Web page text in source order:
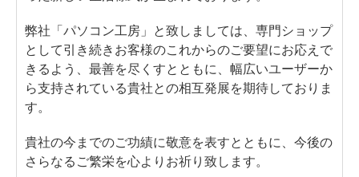
弊社「パソコン工房」と致しましては、専門ショップ
として引き続きお客様のこれからのご要望にお応えで
きるよう、最善を尽くすとともに、幅広いユーザーか
ら支持されている貴社との相互発展を期待しておりま
す。
貴社の今までのご功績に敬意を表すとともに、今後の
さらなるご繁栄を心よりお祈り致します。